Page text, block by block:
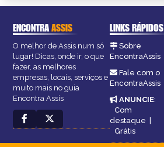
ENCONTRAASSIS
O melhor de Assis num só
lugar! Dicas, onde ir, o que
fazer, as melhores
empresas, locais, serviços e
muito mais no guia
Encontra Assis
LINKS RÁPIDOS
Sobre
EncontraAssis
Fale com o
EncontraAssis
ANUNCIE:
Com
destaque |
Grátis